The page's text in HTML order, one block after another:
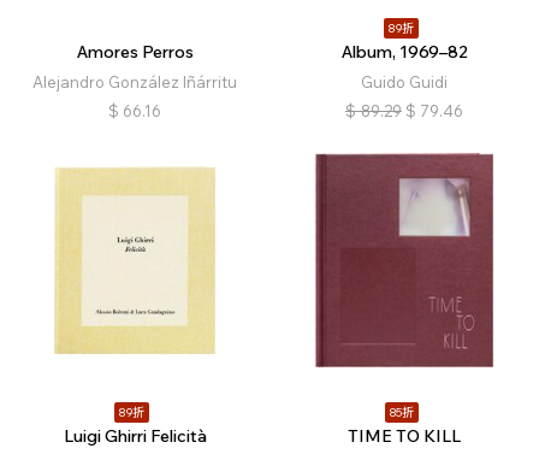
Amores Perros
Alejandro González Iñárritu
$ 66.16
89折
Album, 1969–82
Guido Guidi
$ 89.29 $ 79.46
89折
Luigi Ghirri Felicità
85折
TIME TO KILL